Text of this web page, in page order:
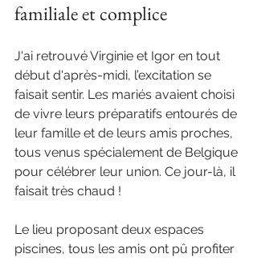
familiale et complice
J'ai retrouvé Virginie et Igor en tout
début d'après-midi, l’excitation se
faisait sentir. Les mariés avaient choisi
de vivre leurs préparatifs entourés de
leur famille et de leurs amis proches,
tous venus spécialement de Belgique
pour célébrer leur union. Ce jour-là, il
faisait très chaud !
Le lieu proposant deux espaces
piscines, tous les amis ont pû profiter